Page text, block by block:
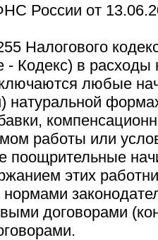
России от
Налогового
Кодекс) в расходы
любые
натуральной
работы или
поощрительные
этих
договорами